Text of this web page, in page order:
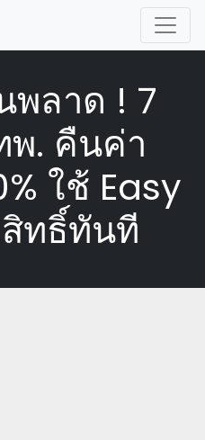
พลาด ! 7
พ. คืนค่า
ใช้ Easy
ทธิ์ทันที